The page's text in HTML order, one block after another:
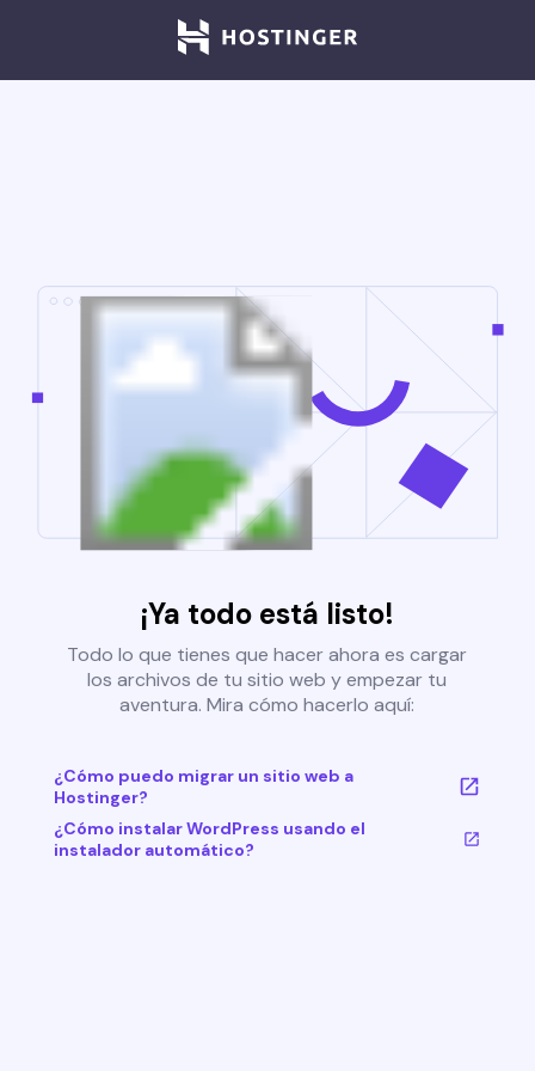
¡Ya todo está listo!
Todo lo que tienes que hacer ahora es cargar
los archivos de tu sitio web y empezar tu
aventura. Mira cómo hacerlo aquí:
¿Cómo puedo migrar un sitio web a
Hostinger?
¿Cómo instalar WordPress usando el
instalador automático?